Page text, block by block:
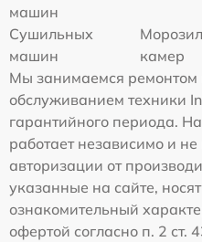
машин
Сушильных
машин
камер
Мы занимаемся ремонтом
обслуживанием техники
гарантийного периода.
работает независимо и
авторизации от
указанные на сайте,
ознакомительный
офертой согласно п. 2